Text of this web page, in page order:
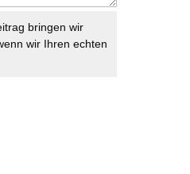
bringen wir
wir Ihren echten